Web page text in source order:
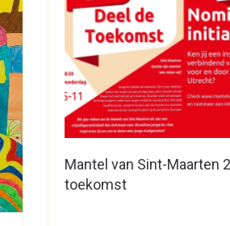
Mantel van Sint-Maarten
toekomst